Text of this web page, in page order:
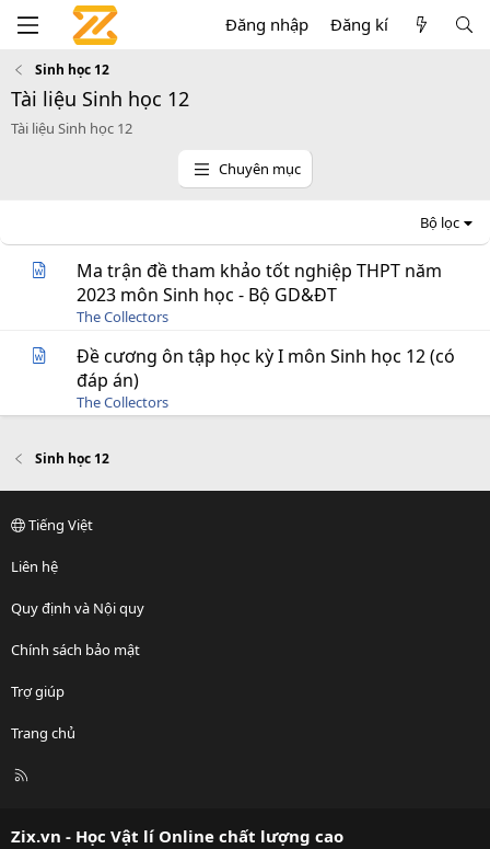
Đăng nhập Đăng kí
Sinh học 12
Tài liệu Sinh học 12
Tài liệu Sinh học 12
Chuyên mục
Bộ lọc
Ma trận đề tham khảo tốt nghiệp THPT năm
2023 môn Sinh học - Bộ GD&ĐT
The Collectors
Đề cương ôn tập học kỳ I môn Sinh học 12 (có
đáp án)
The Collectors
Sinh học 12
Tiếng Việt
Liên hệ
Quy định và Nội quy
Chính sách bảo mật
Trợ giúp
Trang chủ
R
Zix.vn - Học Vật lí Online chất lượng cao